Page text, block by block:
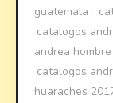
guatemala ,
catalogos
andrea hombre
catalogos
huaraches